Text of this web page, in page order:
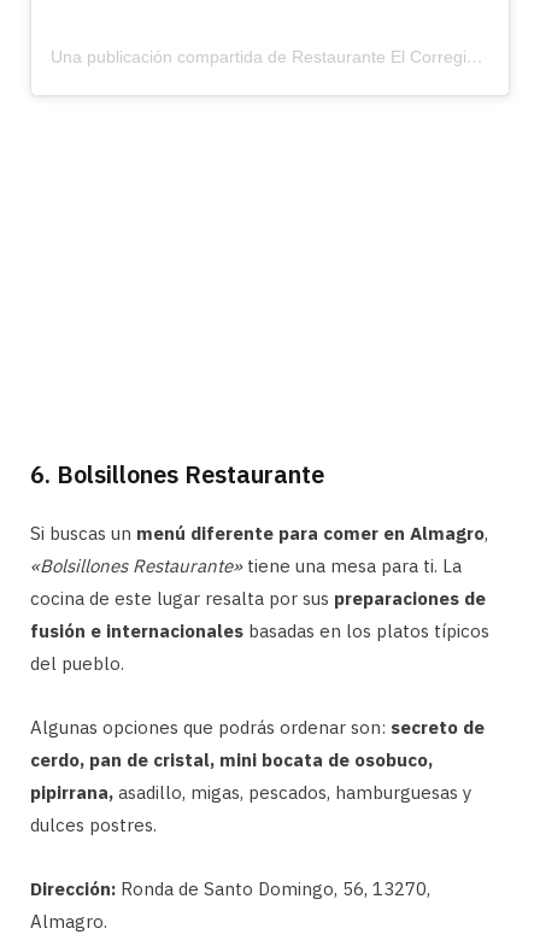
Una publicación compartida de Restaurante El Corregidor (@elcorregidor_almagro)
6. Bolsillones Restaurante
Si buscas un menú diferente para comer en Almagro,
«Bolsillones Restaurante»tiene una mesa para ti. La
cocina de este lugar resalta por sus preparaciones de
fusión e internacionales basadas en los platos típicos
del pueblo.
Algunas opciones que podrás ordenar son: secreto de
cerdo, pan de cristal, mini bocata de osobuco,
pipirrana, asadillo, migas, pescados, hamburguesas y
dulces postres.
Dirección: Ronda de Santo Domingo, 56, 13270,
Almagro.